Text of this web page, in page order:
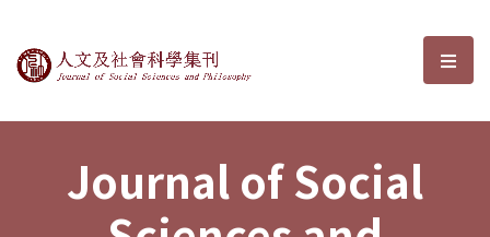
Journal of Social Sciences and選
Journal of Social